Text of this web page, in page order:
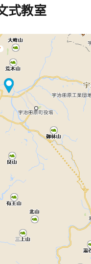
式教室